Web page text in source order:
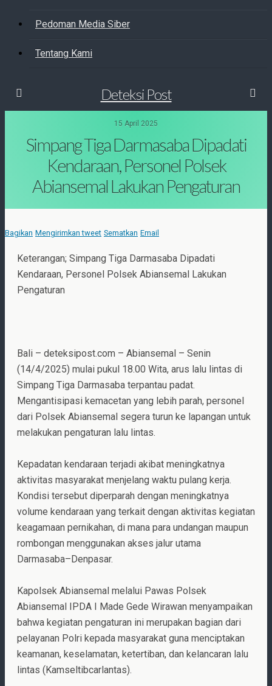
Pedoman Media Siber
Tentang Kami
Deteksi Post
15 April 2025
Simpang Tiga Darmasaba Dipadati
Kendaraan, Personel Polsek
Abiansemal Lakukan Pengaturan
Bagikan Mengirimkan tweet Sematkan Email
Keterangan; Simpang Tiga Darmasaba Dipadati
Kendaraan, Personel Polsek Abiansemal Lakukan
Pengaturan
Bali – deteksipost.com – Abiansemal – Senin
(14/4/2025) mulai pukul 18.00 Wita, arus lalu lintas di
Simpang Tiga Darmasaba terpantau padat.
Mengantisipasi kemacetan yang lebih parah, personel
dari Polsek Abiansemal segera turun ke lapangan untuk
melakukan pengaturan lalu lintas.
Kepadatan kendaraan terjadi akibat meningkatnya
aktivitas masyarakat menjelang waktu pulang kerja.
Kondisi tersebut diperparah dengan meningkatnya
volume kendaraan yang terkait dengan aktivitas kegiatan
keagamaan pernikahan, di mana para undangan maupun
rombongan menggunakan akses jalur utama
Darmasaba–Denpasar.
Kapolsek Abiansemal melalui Pawas Polsek
Abiansemal IPDA I Made Gede Wirawan menyampaikan
bahwa kegiatan pengaturan ini merupakan bagian dari
pelayanan Polri kepada masyarakat guna menciptakan
keamanan, keselamatan, ketertiban, dan kelancaran lalu
lintas (Kamseltibcarlantas).